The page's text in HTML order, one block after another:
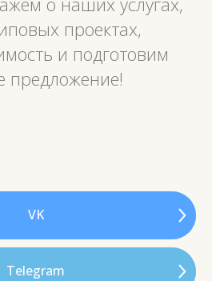
проектах,
и подготовим
предложение!
VK
Telegram